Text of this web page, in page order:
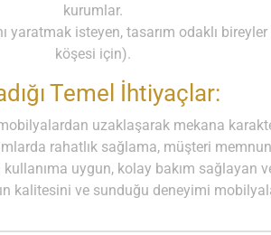
kurumlar.
yaratmak isteyen, tasarım odaklı
köşesi için).
Temel İhtiyaçlar:
uzaklaşarak mekana
rahatlık sağlama, müşteri
kullanıma uygun, kolay bakım sağlayan
kalitesini ve sunduğu deneyimi